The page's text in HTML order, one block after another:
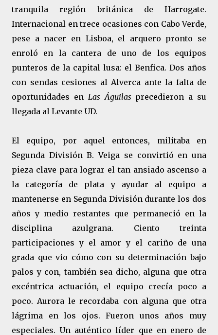
tranquila región británica de Harrogate.
Internacional en trece ocasiones con Cabo Verde,
pese a nacer en Lisboa, el arquero pronto se
enroló en la cantera de uno de los equipos
punteros de la capital lusa: el Benfica. Dos años
con sendas cesiones al Alverca ante la falta de
oportunidades en Las Águilas precedieron a su
llegada al Levante UD.
El equipo, por aquel entonces, militaba en
Segunda División B. Veiga se convirtió en una
pieza clave para lograr el tan ansiado ascenso a
la categoría de plata y ayudar al equipo a
mantenerse en Segunda División durante los dos
años y medio restantes que permaneció en la
disciplina azulgrana. Ciento treinta
participaciones y el amor y el cariño de una
grada que vio cómo con su determinación bajo
palos y con, también sea dicho, alguna que otra
excéntrica actuación, el equipo crecía poco a
poco. Aurora le recordaba con alguna que otra
lágrima en los ojos. Fueron unos años muy
especiales. Un auténtico líder que en enero de